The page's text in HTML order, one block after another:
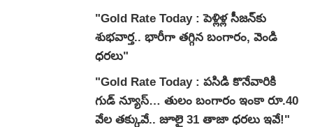
"Gold Rate Today : పెళ్లిళ్ల సీజన్‌కు
శుభవార్త.. భారీగా తగ్గిన బంగారం, వెండి
ధరలు"
"Gold Rate Today : ప‌సిడి కొనేవారికి
గుడ్ న్యూస్… తులం బంగారం ఇంకా రూ.40
వేల తక్కువే.. జూలై 31 తాజా ధరలు ఇవే!"